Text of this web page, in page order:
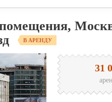
помещения,
В АРЕНДУ
31